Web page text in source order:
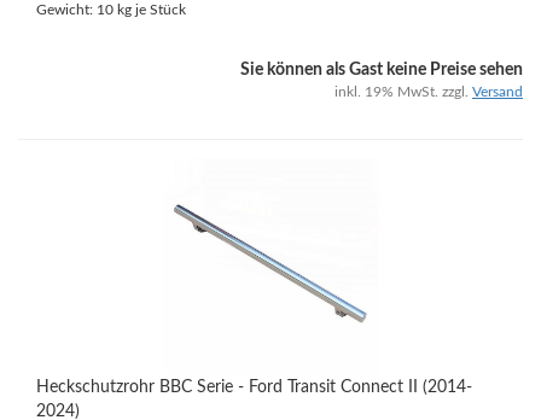
Gewicht: 10 kg je Stück
Sie können als Gast keine Preise sehen
inkl. 19% MwSt. zzgl. Versand
Heckschutzrohr BBC Serie - Ford Transit Connect II (2014-
2024)